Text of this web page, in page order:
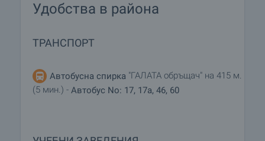
Удобства в района
ТРАНСПОРТ
Автобусна спирка "ГАЛАТА обръщач" на 415 м.
(5 мин.) - Автобус No: 17, 17a, 46, 60